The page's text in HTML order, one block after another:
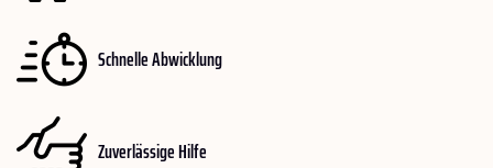
Schnelle Abwicklung
Zuverlässige Hilfe